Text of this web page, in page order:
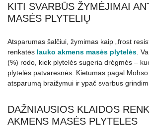
KITI SVARBŪS ŽYMĖJIMAI
MASĖS PLYTELIŲ
Atsparumas šalčiui, žymimas kaip „frost
renkatės lauko akmens masės plytelės .
(%) rodo, kiek plytelės sugeria drėgmės –
plytelės patvaresnės. Kietumas pagal
atsparumą braižymui ir ypač svarbus
DAŽNIAUSIOS KLAIDOS
AKMENS MASĖS PLYTELES